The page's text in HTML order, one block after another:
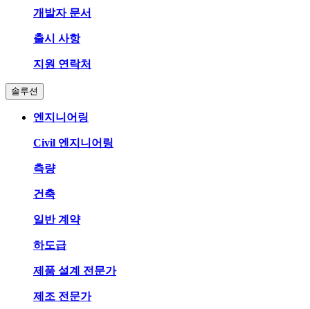
개발자 문서
출시 사항
지원 연락처
솔루션
엔지니어링
Civil 엔지니어링
측량
건축
일반 계약
하도급
제품 설계 전문가
제조 전문가